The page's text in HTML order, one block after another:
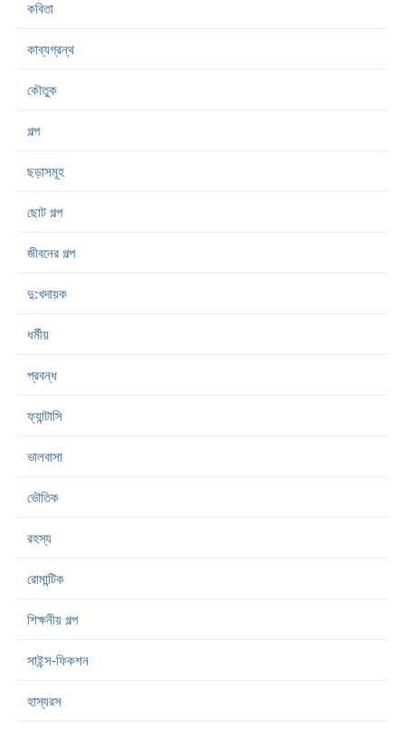
কবিতা
কাব্যগ্রন্থ
কৌতুক
গল্প
ছড়াসমূহ
ছোট গল্প
জীবনের গল্প
দু:খদায়ক
ধর্মীয়
প্রবন্ধ
ফ্যান্টাসি
ভালবাসা
ভৌতিক
রহস্য
রোমান্টিক
শিক্ষনীয় গল্প
সাইন্স-ফিকশন
হাস্যরস